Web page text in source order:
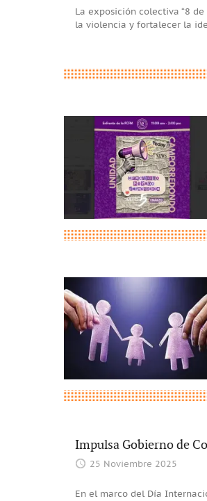
La exposición colectiva “8
la violencia y fortalecer la
Impulsa Gobierno de
25 Noviembre 2025
En el marco del Día